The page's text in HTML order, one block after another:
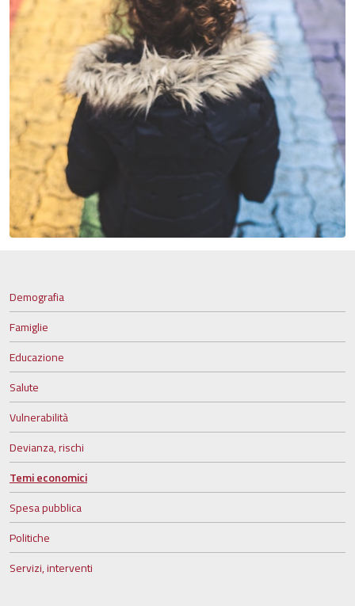
Demografia
Famiglie
Educazione
Salute
Vulnerabilità
Devianza, rischi
Temi economici
Spesa pubblica
Politiche
Servizi, interventi